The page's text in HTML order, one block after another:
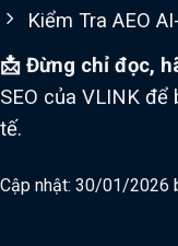
Kiểm Tra AEO
📩 Đừng chỉ đọc,
SEO của VLINK
tế.
Cập nhật: 30/01/2026